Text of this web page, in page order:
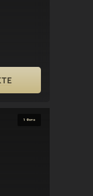
1 Фото